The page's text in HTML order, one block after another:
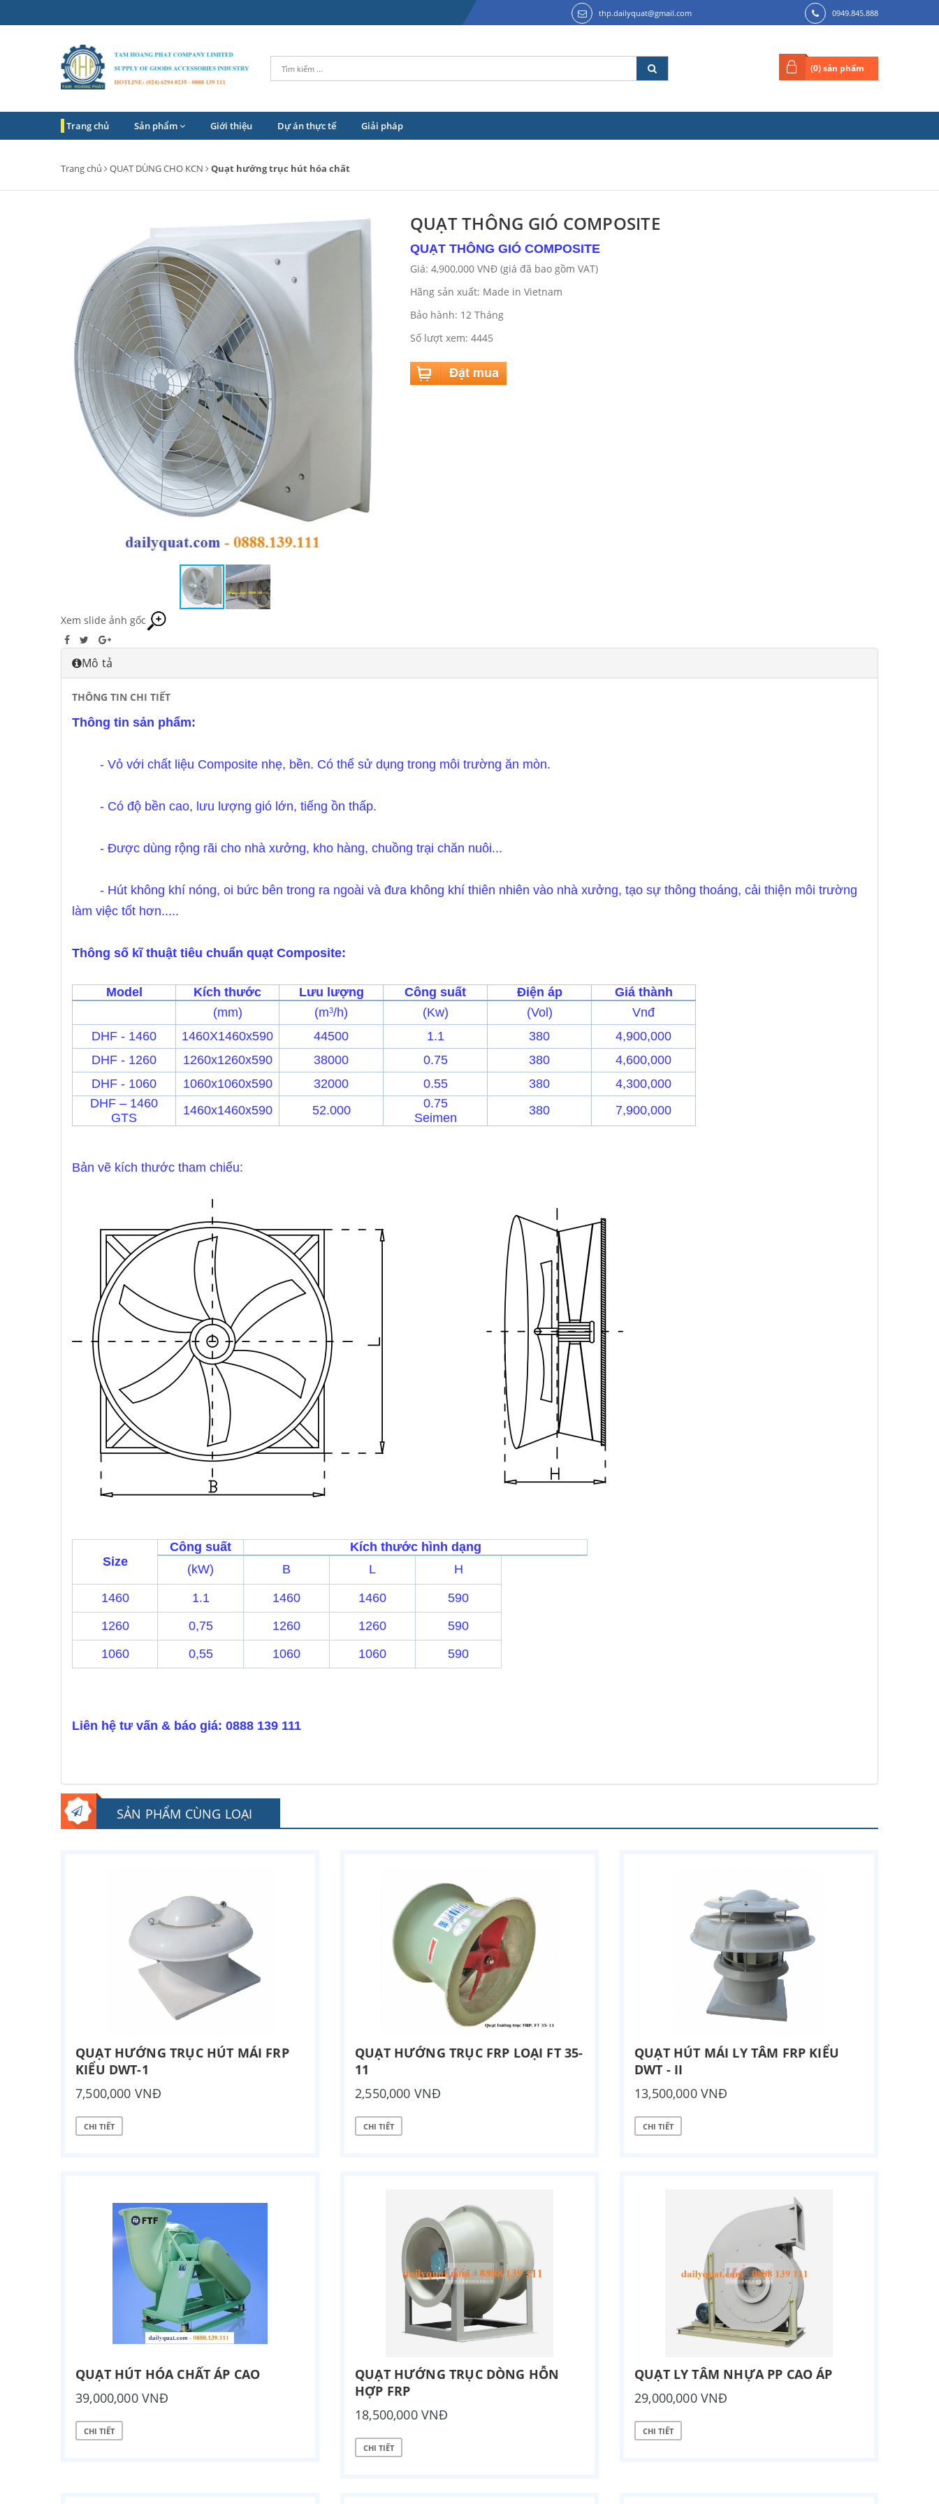
thp.dailyquat@gmail.com 0949.845.888
(0) sản phẩm
Trang chủ Sản phẩm Giới thiệu Dự án thực tế Giải pháp
Trang chủ QUẠT DÙNG CHO KCN Quạt hướng trục hút hóa chất
Xem slide ảnh gốc
QUẠT THÔNG GIÓ COMPOSITE
QUẠT THÔNG GIÓ COMPOSITE
Giá: 4,900,000 VNĐ (giá đã bao gồm VAT)
Hãng sản xuất: Made in Vietnam
Bảo hành: 12 Tháng
Số lượt xem: 4445
Mô tả
THÔNG TIN CHI TIẾT
Thông tin sản phẩm:
- Vỏ với chất liệu Composite nhẹ, bền. Có thể sử dụng trong môi trường ăn mòn.
- Có độ bền cao, lưu lượng gió lớn, tiếng ồn thấp.
- Được dùng rộng rãi cho nhà xưởng, kho hàng, chuồng trại chăn nuôi...
- Hút không khí nóng, oi bức bên trong ra ngoài và đưa không khí thiên nhiên vào nhà xưởng, tạo sự thông thoáng, cải thiện môi trường
làm việc tốt hơn.....
Thông số kĩ thuật tiêu chuẩn quạt Composite:
Model Kích thước Lưu lượng Công suất Điện áp
Giá thành
(mm)
(m3/h) (Kw) (Vol)
Vnđ
DHF - 1460
1460X1460x590 44500 1.1 380
4,900,000
DHF - 1260
1260x1260x590 38000 0.75 380
4,600,000
DHF - 1060
1060x1060x590 32000 0.55 380
4,300,000
DHF – 1460
GTS
1460x1460x590 52.000
0.75
Seimen
380 7,900,000
Bản vẽ kích thước tham chiếu:
Size
Công suất
Kích thước hình dạng
(kW)
B L H
1460 1.1 1460 1460
590
1260
0,75 1260 1260
590
1060
0,55 1060 1060 590
Liên hệ tư vấn & báo giá: 0888 139 111
SẢN PHẨM CÙNG LOẠI
QUẠT HƯỚNG TRỤC HÚT MÁI FRP
KIỂU DWT-1
7,500,000 VNĐ
CHI TIẾT
QUẠT HƯỚNG TRỤC FRP LOẠI FT 35-
11
2,550,000 VNĐ
CHI TIẾT
QUẠT HÚT MÁI LY TÂM FRP KIỂU
DWT - II
13,500,000 VNĐ
CHI TIẾT
QUẠT HÚT HÓA CHẤT ÁP CAO
39,000,000 VNĐ
CHI TIẾT
QUẠT HƯỚNG TRỤC DÒNG HỖN
HỢP FRP
18,500,000 VNĐ
CHI TIẾT
QUẠT LY TÂM NHỰA PP CAO ÁP
29,000,000 VNĐ
CHI TIẾT